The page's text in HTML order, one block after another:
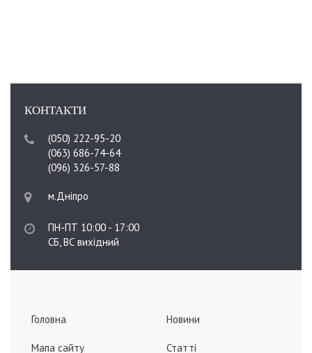
КОНТАКТИ
(050) 222-95-20
(063) 686-74-64
(096) 326-57-88
м.Дніпро
ПН-ПТ 10:00 - 17:00
СБ, ВС вихідний
Головна
Мапа сайту
Новини
Статті